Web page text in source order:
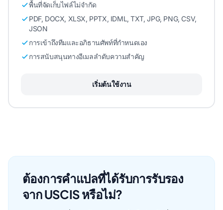
พื้นที่จัดเก็บไฟล์ไม่จํากัด
PDF, DOCX, XLSX, PPTX, IDML, TXT, JPG, PNG, CSV,
JSON
การเข้าถึงทีมและอภิธานศัพท์ที่กําหนดเอง
การสนับสนุนทางอีเมลลําดับความสําคัญ
เริ่มต้นใช้งาน
ต้องการคำแปลที่ได้รับการรับรอง
จาก USCIS หรือไม่?